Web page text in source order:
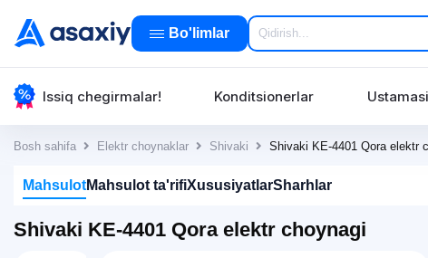
Bo'limlar
Issiq chegirmalar! Konditsionerlar
Bosh sahifa Elektr choynaklar Shivaki Shivaki KE-4401 Qora elektr
MahsulotMahsulot ta'rifiXususiyatlarSharhlar
Shivaki KE-4401 Qora elektr choynagi